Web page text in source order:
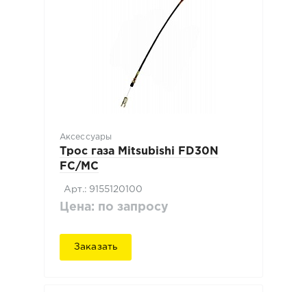
Аксессуары
Трос газа Mitsubishi FD30N
FC/MC
Арт.: 9155120100
Цена: по запросу
Заказать